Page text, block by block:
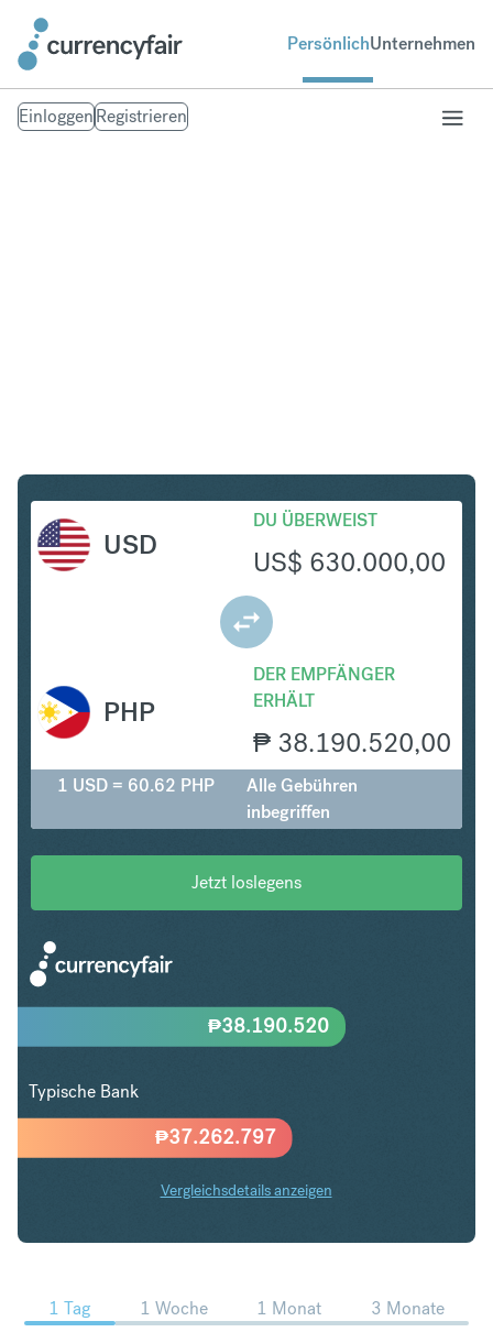
PersönlichUnternehmen
EinloggenRegistrieren
USD
DU ÜBERWEIST
US$ 630.000,00
DER EMPFÄNGER
ERHÄLT
₱ 38.190.520,00
PHP
1 USD = 60.62 PHP
Alle Gebühren
inbegriffen
Jetzt loslegens
₱37.262.797
₱38.190.520
Typische Bank
Vergleichsdetails anzeigen
USD in PHP Trends
1 Tag 1 Woche 1 Monat 3 Monate